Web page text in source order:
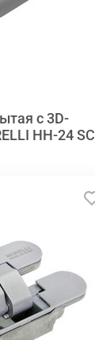
с 3D-
HH-24 SC